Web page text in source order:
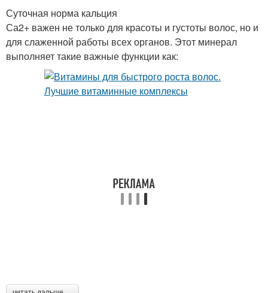
Суточная норма кальция
Са2+ важен не только для красоты и густоты волос, но и
для слаженной работы всех органов. Этот минерал
выполняет такие важные функции как: